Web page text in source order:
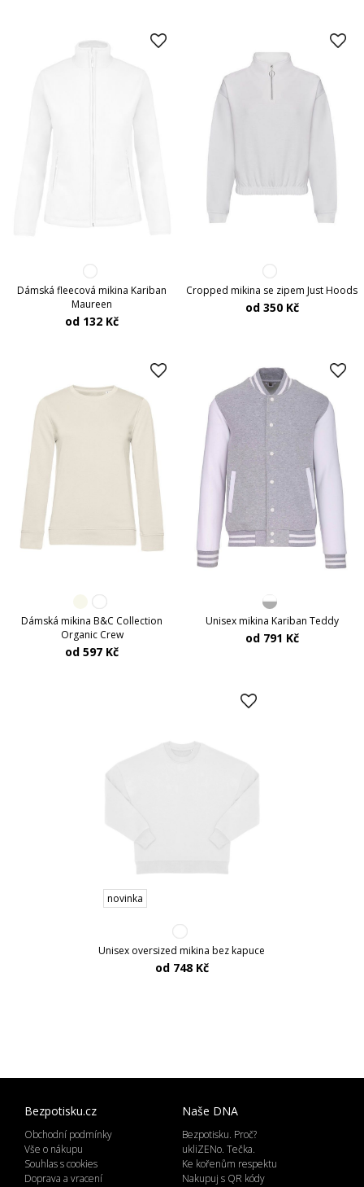
Dámská fleecová mikina Kariban
Maureen
od 132 Kč
Cropped mikina se zipem Just Hoods
od 350 Kč
Dámská mikina B&C Collection
Organic Crew
od 597 Kč
Unisex mikina Kariban Teddy
od 791 Kč
novinka
Unisex oversized mikina bez kapuce
od 748 Kč
Bezpotisku.cz
Obchodní podmínky
Vše o nákupu
Souhlas s cookies
Doprava a vracení
Naše DNA
Bezpotisku. Proč?
ukliZENo. Tečka.
Ke kořenům respektu
Nakupuj s QR kódy